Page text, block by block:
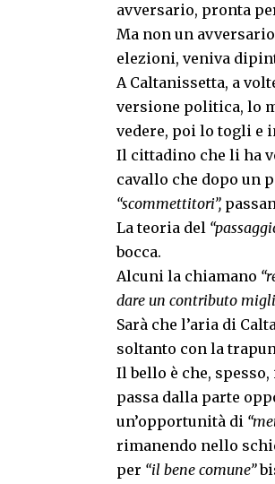
avversario, pronta
Ma non un
elezioni, veniva
A Caltanissetta, a
versione politica, lo
vedere, poi lo togli e
Il cittadino che li ha
cavallo che dopo un
“scommettitori”,
La teoria del
bocca.
Alcuni la chiamano
dare un contributo
Sarà che l’aria di
soltanto con la
Il bello è che,
passa dalla parte
un’opportunità di
rimanendo nello
per “il bene comune”